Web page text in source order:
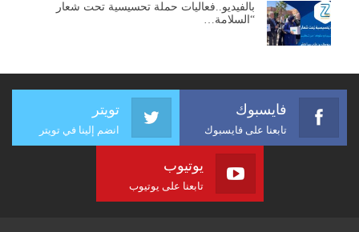
بالفيديو..فعاليات حملة تحسيسية تحت شعار
“السلامة…
فايسبوك
تابعنا على فايسبوك
تويتر
انضم إلينا في تويتر
يوتيوب
تابعنا على يوتيوب